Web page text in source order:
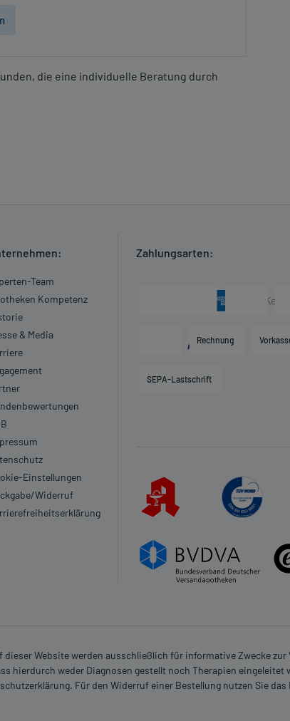
die eine individuelle Beratung durch
Team
Kompetenz
& Media
Einstellungen
Widerruf
Zahlungsarten:
Rechnung
SEPA-Lastschrift
Website werden ausschließlich für informative Zwecke
hierdurch weder Diagnosen gestellt noch Therapien eingeleitet
Für den Widerruf einer Bestellung nutzen Sie das